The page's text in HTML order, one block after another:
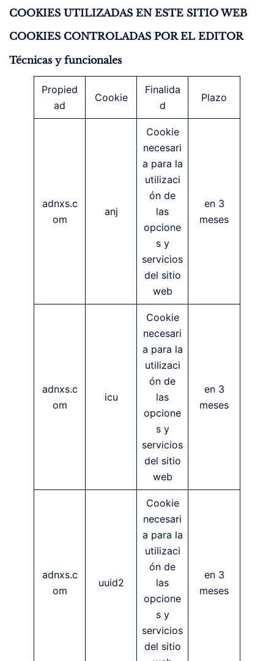
COOKIES UTILIZADAS EN ESTE SITIO WEB
COOKIES CONTROLADAS POR EL EDITOR
Técnicas y funcionales
Propied
ad
Cookie
Finalida
d
Plazo
adnxs.c
om
anj
Cookie
necesari
a para la
utilizaci
ón de
las
opcione
s y
servicios
del sitio
web
en 3
meses
adnxs.c
om
icu
Cookie
necesari
a para la
utilizaci
ón de
las
opcione
s y
servicios
del sitio
web
en 3
meses
adnxs.c
om
uuid2
Cookie
necesari
a para la
utilizaci
ón de
las
opcione
s y
servicios
del sitio
en 3
meses